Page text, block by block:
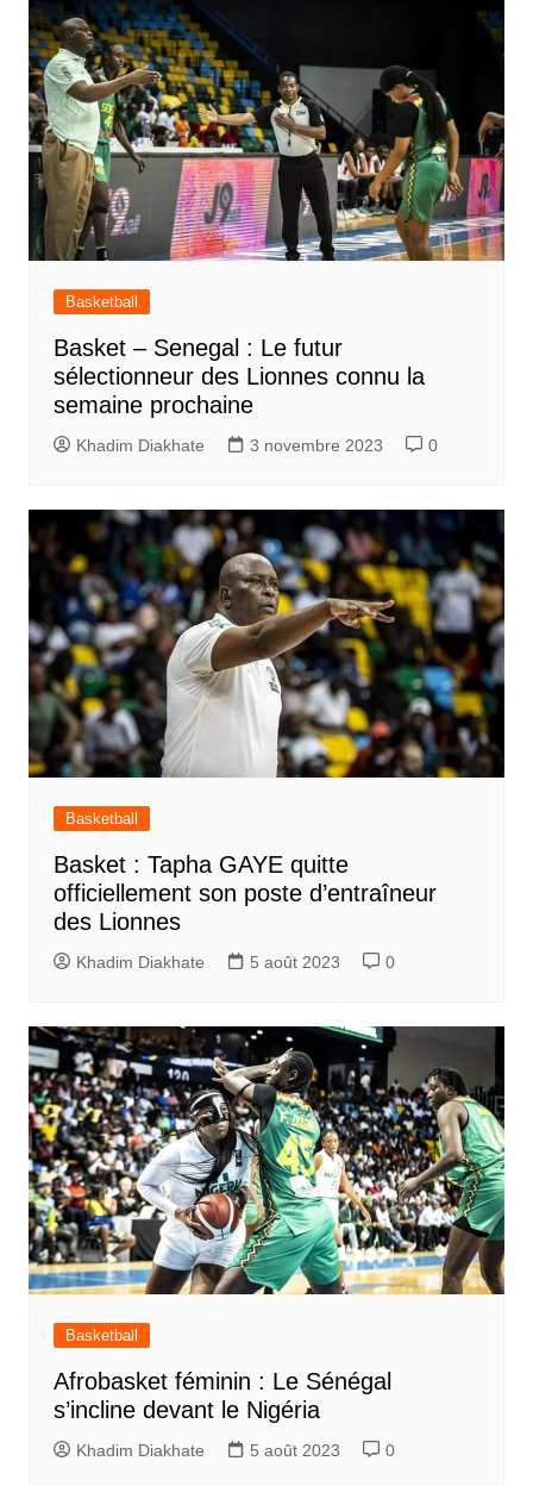
Basketball
Basket – Senegal : Le futur
sélectionneur des Lionnes connu la
semaine prochaine
Khadim Diakhate 3 novembre 2023 0
Basketball
Basket : Tapha GAYE quitte
officiellement son poste d’entraîneur
des Lionnes
Khadim Diakhate 5 août 2023 0
Basketball
Afrobasket féminin : Le Sénégal
s’incline devant le Nigéria
Khadim Diakhate 5 août 2023 0